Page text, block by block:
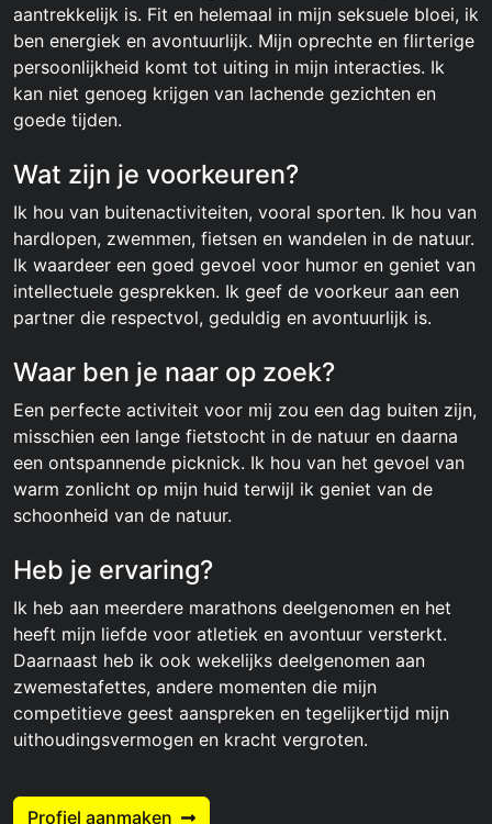
aantrekkelijk is. Fit en helemaal in mijn seksuele bloei, ik
ben energiek en avontuurlijk. Mijn oprechte en flirterige
persoonlijkheid komt tot uiting in mijn interacties. Ik
kan niet genoeg krijgen van lachende gezichten en
goede tijden.
Wat zijn je voorkeuren?
Ik hou van buitenactiviteiten, vooral sporten. Ik hou van
hardlopen, zwemmen, fietsen en wandelen in de natuur.
Ik waardeer een goed gevoel voor humor en geniet van
intellectuele gesprekken. Ik geef de voorkeur aan een
partner die respectvol, geduldig en avontuurlijk is.
Waar ben je naar op zoek?
Een perfecte activiteit voor mij zou een dag buiten zijn,
misschien een lange fietstocht in de natuur en daarna
een ontspannende picknick. Ik hou van het gevoel van
warm zonlicht op mijn huid terwijl ik geniet van de
schoonheid van de natuur.
Heb je ervaring?
Ik heb aan meerdere marathons deelgenomen en het
heeft mijn liefde voor atletiek en avontuur versterkt.
Daarnaast heb ik ook wekelijks deelgenomen aan
zwemestafettes, andere momenten die mijn
competitieve geest aanspreken en tegelijkertijd mijn
uithoudingsvermogen en kracht vergroten.
Profiel aanmaken